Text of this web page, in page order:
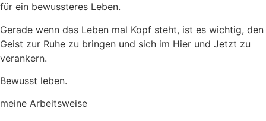
für ein bewussteres Leben.
Gerade wenn das Leben mal Kopf steht, ist es wichtig, den
Geist zur Ruhe zu bringen und sich im Hier und Jetzt zu
verankern.
Bewusst leben.
meine Arbeitsweise